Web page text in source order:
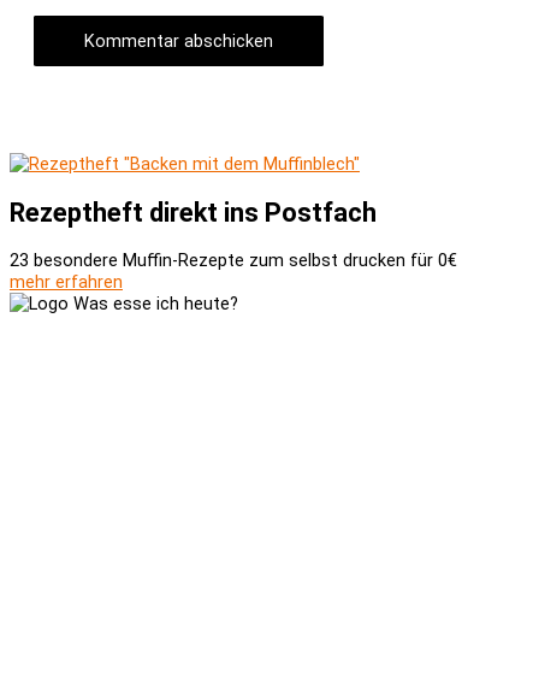
Rezeptheft direkt ins Postfach
23 besondere Muffin-Rezepte zum selbst drucken für 0€
mehr erfahren